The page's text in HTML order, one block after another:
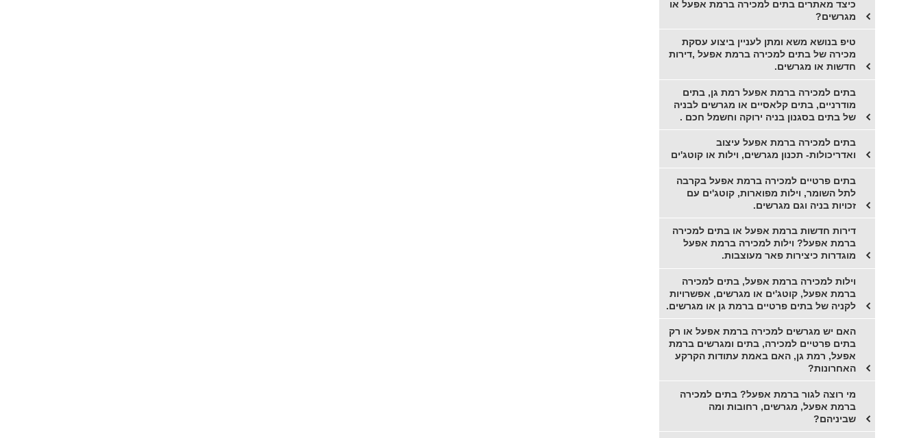
כיצד מאתרים בתים למכירה ברמת אפעל או
מגרשים?
טיפ בנושא משא ומתן לעניין ביצוע עסקת
מכירה של בתים למכירה ברמת אפעל ,דירות
חדשות או מגרשים.
בתים למכירה ברמת אפעל רמת גן, בתים
מודרניים, בתים קלאסיים או מגרשים לבניה
של בתים בסגנון בניה ירוקה וחשמל חכם .
בתים למכירה ברמת אפעל עיצוב
ואדריכולות- תכנון מגרשים, וילות או קוטג'ים
בתים פרטיים למכירה ברמת אפעל בקרבה
לתל השומר, וילות מפוארות, קוטג'ים עם
זכויות בניה וגם מגרשים.
דירות חדשות ברמת אפעל או בתים למכירה
ברמת אפעל? וילות למכירה ברמת אפעל
מוגדרות כיצירות פאר מעוצבות.
וילות למכירה ברמת אפעל, בתים למכירה
ברמת אפעל, קוטג'ים או מגרשים, אפשרויות
לקניה של בתים פרטיים ברמת גן או מגרשים.
האם יש מגרשים למכירה ברמת אפעל או רק
בתים פרטיים למכירה, בתים ומגרשים ברמת
אפעל, רמת גן, האם באמת עתודות הקרקע
האחרונות?
מי רוצה לגור ברמת אפעל? בתים למכירה
ברמת אפעל, מגרשים, רחובות ומה
שביניהם?